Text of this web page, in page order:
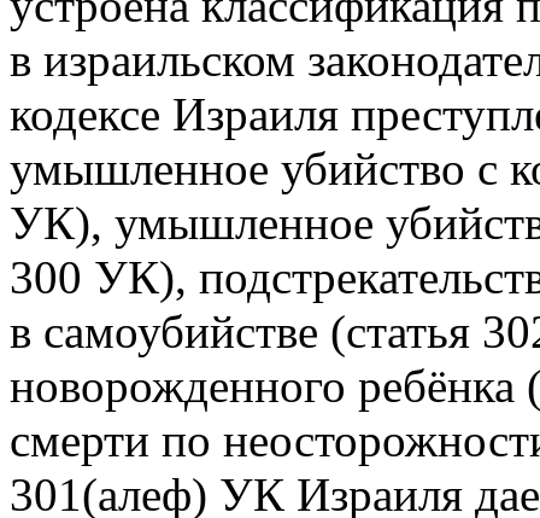
в израильском
кодексе Израиля
умышленное убийство с
УК), умышленное
300 УК),
в самоубийстве (статья
новорожденного
смерти по
301(алеф) УК Израиля